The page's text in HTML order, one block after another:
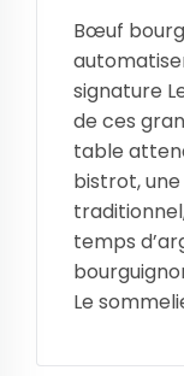
Bœuf
signature
de ces
table
bistrot,
temps
Le